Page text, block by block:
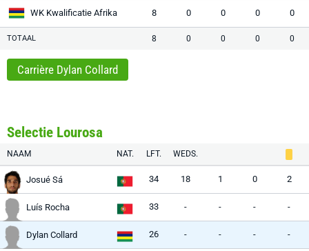
WK Kwalificatie Afrika 8 0 0 0 0
TOTAAL 8 0 0 0 0
Carrière Dylan Collard
Selectie Lourosa
NAAM NAT. LFT. WEDS.
Josué Sá 34 18 1 0 2
Luís Rocha 33 - - - -
Dylan Collard 26 - - - -